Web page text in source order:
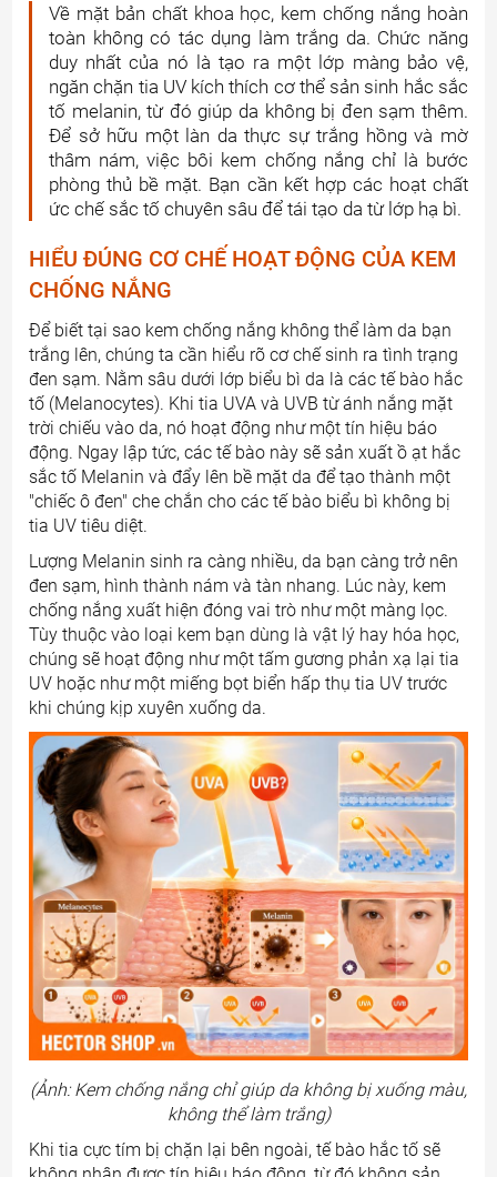
Về mặt bản chất khoa học, kem chống nắng hoàn
toàn không có tác dụng làm trắng da. Chức năng
duy nhất của nó là tạo ra một lớp màng bảo vệ,
ngăn chặn tia UV kích thích cơ thể sản sinh hắc sắc
tố melanin, từ đó giúp da không bị đen sạm thêm.
Để sở hữu một làn da thực sự trắng hồng và mờ
thâm nám, việc bôi kem chống nắng chỉ là bước
phòng thủ bề mặt. Bạn cần kết hợp các hoạt chất
ức chế sắc tố chuyên sâu để tái tạo da từ lớp hạ bì.
HIỂU ĐÚNG CƠ CHẾ HOẠT ĐỘNG CỦA KEM
CHỐNG NẮNG
Để biết tại sao kem chống nắng không thể làm da bạn
trắng lên, chúng ta cần hiểu rõ cơ chế sinh ra tình trạng
đen sạm. Nằm sâu dưới lớp biểu bì da là các tế bào hắc
tố (Melanocytes). Khi tia UVA và UVB từ ánh nắng mặt
trời chiếu vào da, nó hoạt động như một tín hiệu báo
động. Ngay lập tức, các tế bào này sẽ sản xuất ồ ạt hắc
sắc tố Melanin và đẩy lên bề mặt da để tạo thành một
"chiếc ô đen" che chắn cho các tế bào biểu bì không bị
tia UV tiêu diệt.
Lượng Melanin sinh ra càng nhiều, da bạn càng trở nên
đen sạm, hình thành nám và tàn nhang. Lúc này, kem
chống nắng xuất hiện đóng vai trò như một màng lọc.
Tùy thuộc vào loại kem bạn dùng là vật lý hay hóa học,
chúng sẽ hoạt động như một tấm gương phản xạ lại tia
UV hoặc như một miếng bọt biển hấp thụ tia UV trước
khi chúng kịp xuyên xuống da.
(Ảnh: Kem chống nắng chỉ giúp da không bị xuống màu,
không thể làm trắng)
Khi tia cực tím bị chặn lại bên ngoài, tế bào hắc tố sẽ